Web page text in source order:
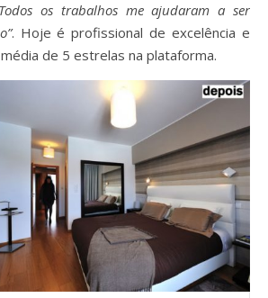
os trabalhos me ajudaram a ser
. Hoje é profissional de excelência e
de 5 estrelas na plataforma.